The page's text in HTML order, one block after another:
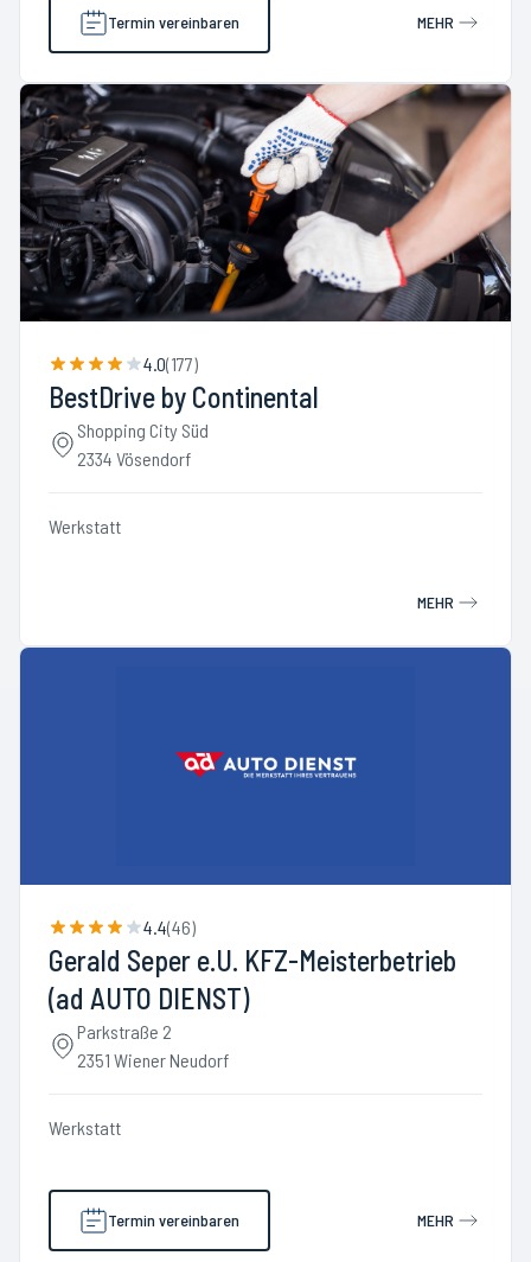
Termin vereinbaren MEHR
4.0(177)
BestDrive by Continental
Shopping City Süd
2334 Vösendorf
Werkstatt
MEHR
4.4(46)
Gerald Seper e.U. KFZ-Meisterbetrieb
(ad AUTO DIENST)
Parkstraße 2
2351 Wiener Neudorf
Werkstatt
Termin vereinbaren MEHR